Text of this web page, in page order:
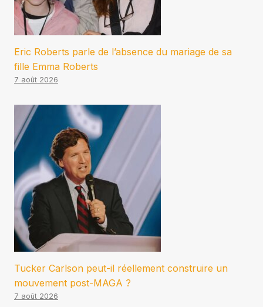
Eric Roberts parle de l’absence du mariage de sa
fille Emma Roberts
7 août 2026
Tucker Carlson peut-il réellement construire un
mouvement post-MAGA ?
7 août 2026